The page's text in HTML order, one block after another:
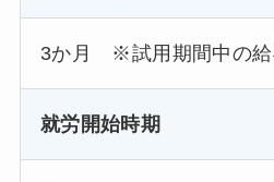
3か月 ※試用期間中の給
就労開始時期